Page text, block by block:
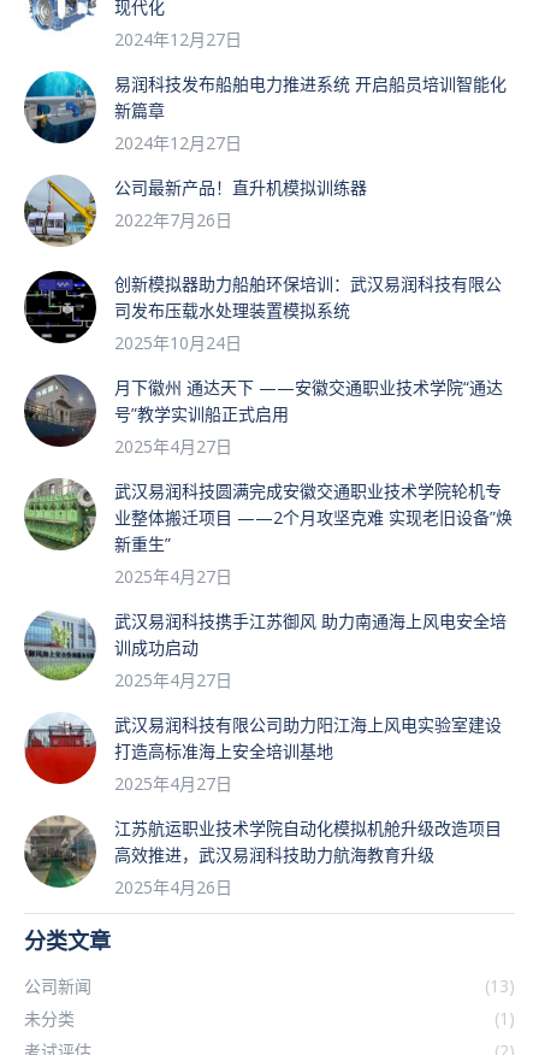
现代化
2024年12月27日
易润科技发布船舶电力推进系统 开启船员培训智能化
新篇章
2024年12月27日
公司最新产品！直升机模拟训练器
2022年7月26日
创新模拟器助力船舶环保培训：武汉易润科技有限公
司发布压载水处理装置模拟系统
2025年10月24日
月下徽州 通达天下 ——安徽交通职业技术学院“通达
号”教学实训船正式启用
2025年4月27日
武汉易润科技圆满完成安徽交通职业技术学院轮机专
业整体搬迁项目 ——2个月攻坚克难 实现老旧设备”焕
新重生”
2025年4月27日
武汉易润科技携手江苏御风 助力南通海上风电安全培
训成功启动
2025年4月27日
武汉易润科技有限公司助力阳江海上风电实验室建设
打造高标准海上安全培训基地
2025年4月27日
江苏航运职业技术学院自动化模拟机舱升级改造项目
高效推进，武汉易润科技助力航海教育升级
2025年4月26日
分类文章
公司新闻
(13)
未分类
(1)